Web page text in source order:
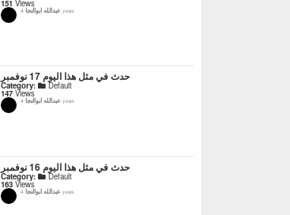
151 Views
عبدالله ابوالنجا 4 years
حدث في مثل هذا اليوم 17 نوفمبر
Category: Default
147Views
عبدالله ابوالنجا 4 years
حدث في مثل هذا اليوم 16 نوفمبر
Category: Default
163 Views
عبدالله ابوالنجا 4 years